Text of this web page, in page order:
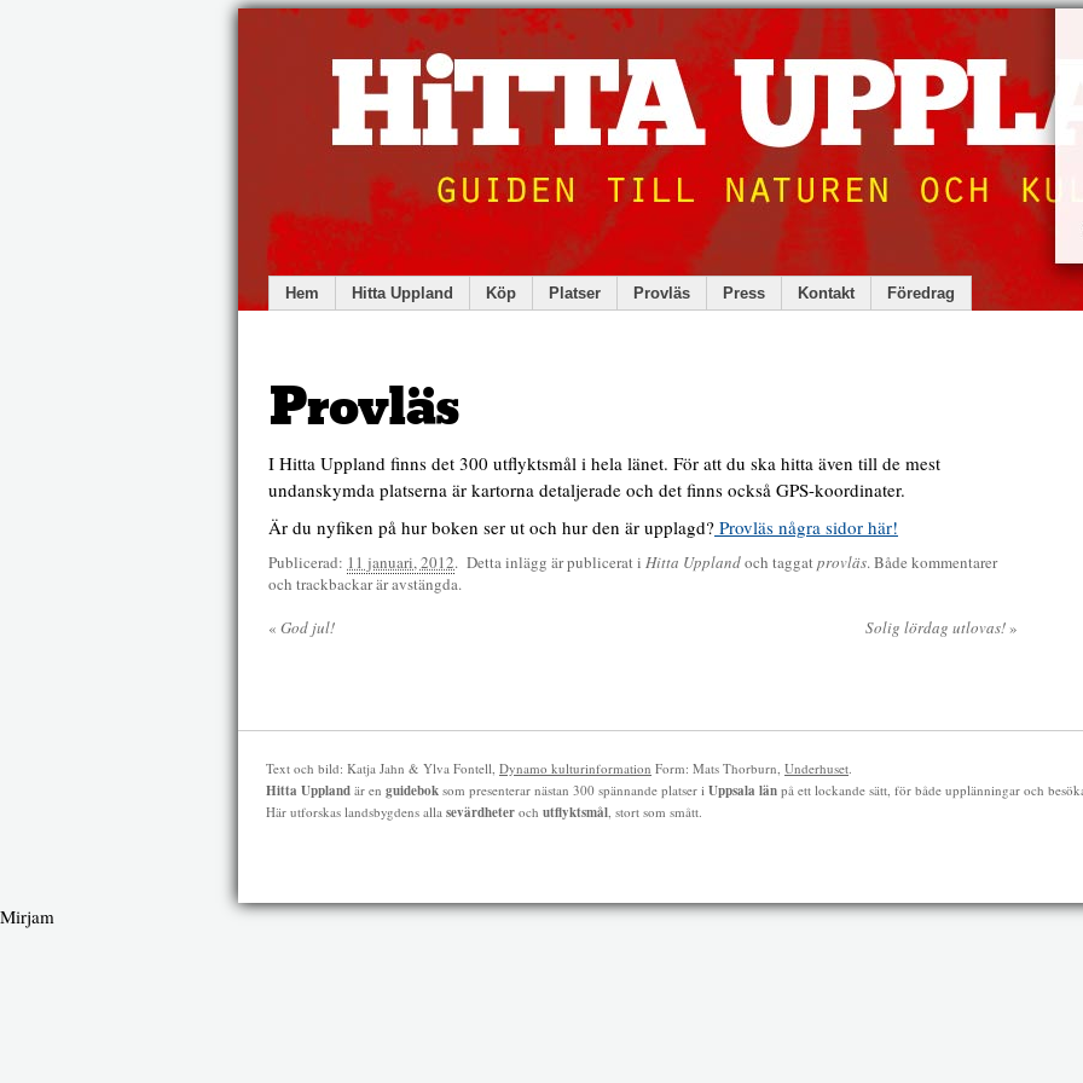
Hem Hitta Uppland Köp Platser Provläs Press Kontakt Föredrag
Provläs
I Hitta Uppland finns det 300 utflyktsmål i hela länet. För att du ska hitta även till de mest
undanskymda platserna är kartorna detaljerade och det finns också GPS-koordinater.
Är du nyfiken på hur boken ser ut och hur den är upplagd? Provläs några sidor här!
Publicerad: 11 januari, 2012. Detta inlägg är publicerat i Hitta Upplandoch taggatprovläs. Både kommentarer
och trackbackar är avstängda.
« God jul! Solig lördag utlovas!»
Text och bild: Katja Jahn & Ylva Fontell, Dynamo kulturinformation Form: Mats Thorburn, Underhuset.
Hitta Uppland är en guidebok som presenterar nästan 300 spännande platser i Uppsala län på ett lockande sätt, för både upplänningar och
Här utforskas landsbygdens alla sevärdheter och utflyktsmål, stort som smått.
Mirjam